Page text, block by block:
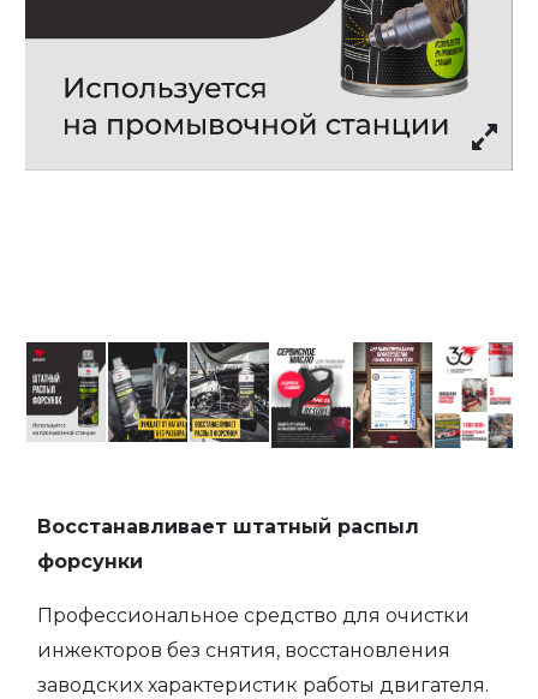
Восстанавливает штатный распыл
форсунки
Профессиональное средство для очистки
инжекторов без снятия, восстановления
заводских характеристик работы двигателя.